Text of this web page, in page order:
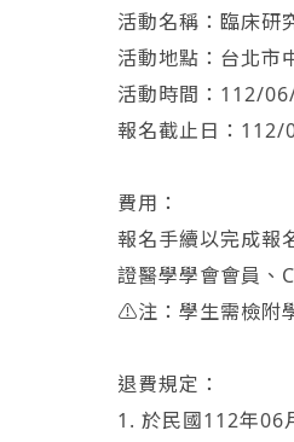
活動名稱：臨床研
活動地點：台北市
活動時間：112/
報名截止日：
費用：
報名手續以完成報
證醫學學會會員、
⚠️注：學生需檢附
退費規定：
1. 於民國112年06